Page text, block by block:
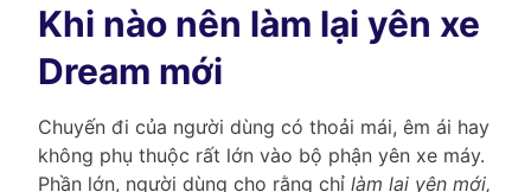
Khi nào nên làm lại yên xe
Dream mới
Chuyến đi của người dùng có thoải mái, êm ái hay
không phụ thuộc rất lớn vào bộ phận yên xe máy.
Phần lớn, người dùng cho rằng chỉ làm lại yên mới,